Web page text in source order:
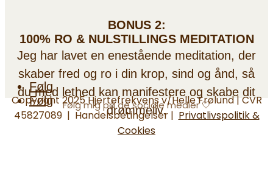
BONUS 2:
100% RO & NULSTILLINGS MEDITATION
Jeg har lavet en enestående meditation, der
skaber fred og ro i din krop, sind og ånd, så
du med lethed kan manifestere og skabe dit
drømmeliv.
Følg mig på de sociale medier 🤍
Følg
Følg
Copyright 2025 Hjertefrekvens v/Helle Frølund | CVR
45827089 | Handelsbetingelser | Privatlivspolitik &
Cookies